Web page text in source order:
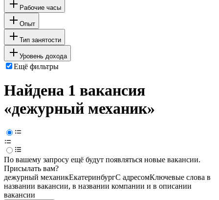
Рабочие часы
Опыт
Тип занятости
Уровень дохода
Ещё фильтры
Найдена 1 вакансия
«дежурный механик»
По вашему запросу ещё будут появляться новые вакансии.
Присылать вам?
дежурный механикЕкатеринбургС адресомКлючевые слова в
названии вакансии, в названии компании и в описании
вакансии